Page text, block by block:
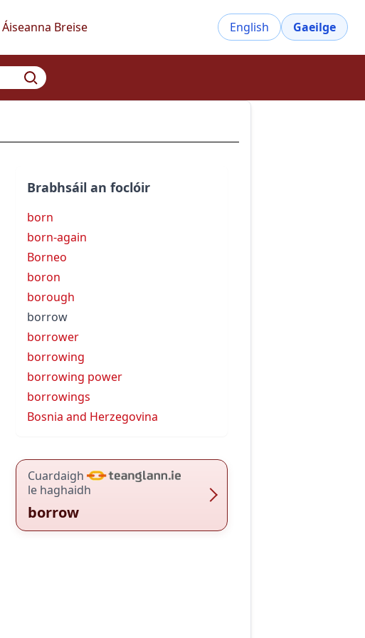
Áiseanna Breise English Gaeilge
Brabhsáil an foclóir
born
born-again
Borneo
boron
borough
borrow
borrower
borrowing
borrowing power
borrowings
Bosnia and Herzegovina
Cuardaigh
le haghaidh
borrow